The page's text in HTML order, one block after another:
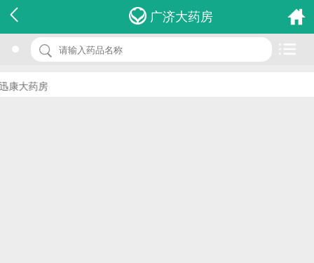
广济大药房
大药房
名 称：盖胃平片
品 牌：(国润)